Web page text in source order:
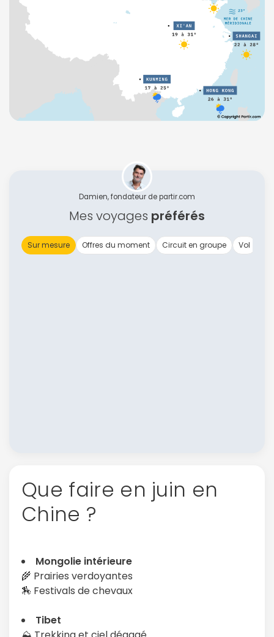
Damien, fondateur de partir.com
Mes voyages préférés
Sur mesure Offres du moment Circuit en groupe Vol
Que faire en juin en
Chine ?
Mongolie intérieure
🌾 Prairies verdoyantes
🏇 Festivals de chevaux
Tibet